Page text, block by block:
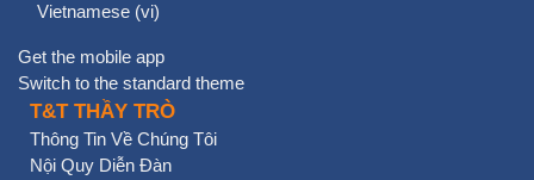
Vietnamese ‎(vi)‎
Get the mobile app
Switch to the standard theme
T&T THẦY TRÒ
Thông Tin Về Chúng Tôi
Nội Quy Diễn Đàn